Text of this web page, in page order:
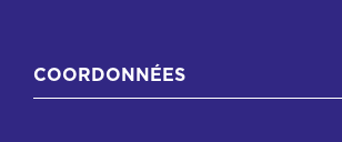
COORDONNÉES